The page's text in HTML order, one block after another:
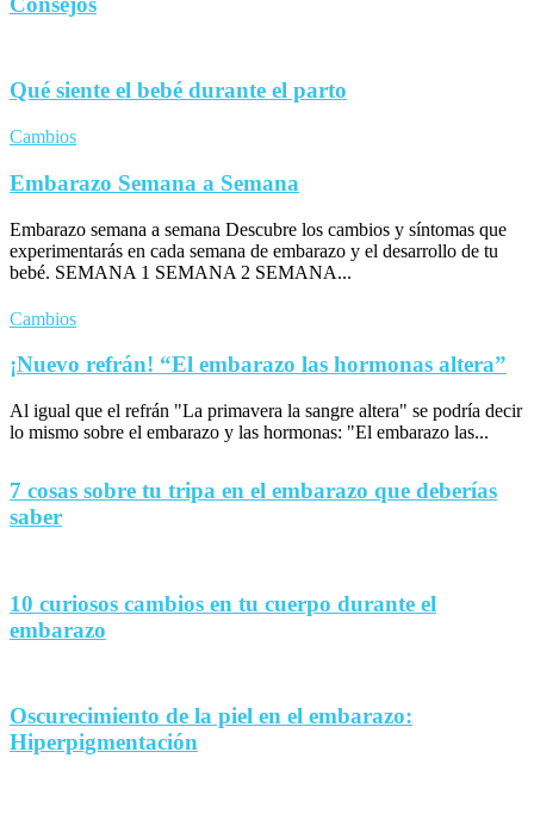
Qué siente el bebé durante el parto
Cambios
Embarazo Semana a Semana
Embarazo semana a semana Descubre los cambios y síntomas que
experimentarás en cada semana de embarazo y el desarrollo de tu
bebé. SEMANA 1 SEMANA 2 SEMANA...
Cambios
¡Nuevo refrán! “El embarazo las hormonas altera”
Al igual que el refrán "La primavera la sangre altera" se podría decir
lo mismo sobre el embarazo y las hormonas: "El embarazo las...
7 cosas sobre tu tripa en el embarazo que deberías
saber
10 curiosos cambios en tu cuerpo durante el
embarazo
Oscurecimiento de la piel en el embarazo:
Hiperpigmentación